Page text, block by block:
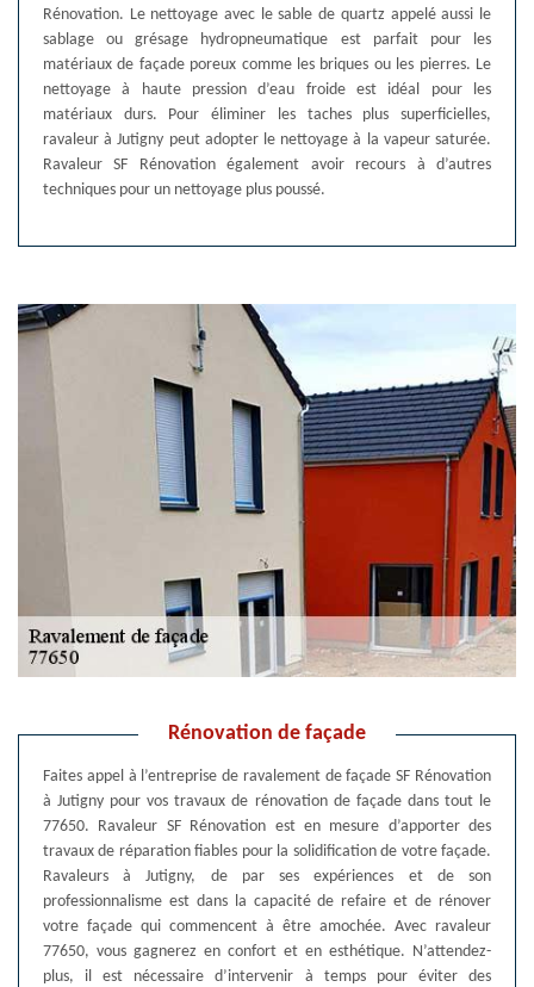
Rénovation. Le nettoyage avec le sable de quartz appelé aussi le
sablage ou grésage hydropneumatique est parfait pour les
matériaux de façade poreux comme les briques ou les pierres. Le
nettoyage à haute pression d’eau froide est idéal pour les
matériaux durs. Pour éliminer les taches plus superficielles,
ravaleur à Jutigny peut adopter le nettoyage à la vapeur saturée.
Ravaleur SF Rénovation également avoir recours à d’autres
techniques pour un nettoyage plus poussé.
Rénovation de façade
Faites appel à l’entreprise de ravalement de façade SF Rénovation
à Jutigny pour vos travaux de rénovation de façade dans tout le
77650. Ravaleur SF Rénovation est en mesure d’apporter des
travaux de réparation fiables pour la solidification de votre façade.
Ravaleurs à Jutigny, de par ses expériences et de son
professionnalisme est dans la capacité de refaire et de rénover
votre façade qui commencent à être amochée. Avec ravaleur
77650, vous gagnerez en confort et en esthétique. N’attendez-
plus, il est nécessaire d’intervenir à temps pour éviter des